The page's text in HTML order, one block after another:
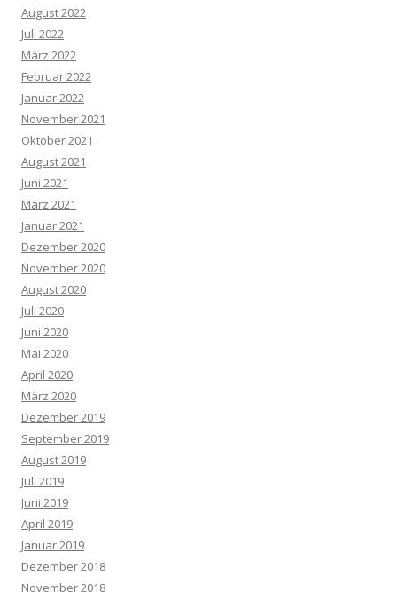
August 2022
Juli 2022
März 2022
Februar 2022
Januar 2022
November 2021
Oktober 2021
August 2021
Juni 2021
März 2021
Januar 2021
Dezember 2020
November 2020
August 2020
Juli 2020
Juni 2020
Mai 2020
April 2020
März 2020
Dezember 2019
September 2019
August 2019
Juli 2019
Juni 2019
April 2019
Januar 2019
Dezember 2018
November 2018